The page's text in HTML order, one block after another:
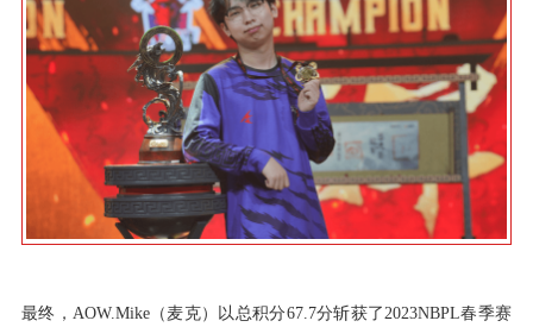
最终，AOW.Mike（麦克）以总积分67.7分斩获了2023NBPL春季赛